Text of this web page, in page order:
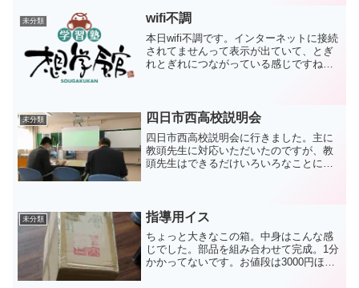
未分類 wifi不調
本日wifi不調です。インターネットに接続
されてませんって表示が出ていて、とぎ
れとぎれにつながっている感じですね。
せんでしたが...
未分類 四日市西高校説明会
四日市西高校説明会に行きました。主に
教頭先生に対応いただいたのですが、教
頭先生はできるだけいろいろなことに答
○○のデータがないなら作...
未分類 指導用イス
ちょっと大きなこの箱。中身はこんな感
じでした。部品を組み合わせて完成。1分
かかってないです。お値段は3000円ほ